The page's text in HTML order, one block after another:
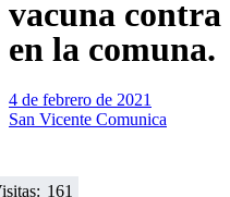
vacuna
en la comuna.
4 de febrero de 2021
San Vicente Comunica
161